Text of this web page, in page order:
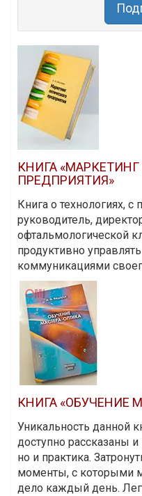
КНИГА
ПРЕДПРИЯТИЯ»
Книга о технологиях,
руководитель,
офтальмологической
продуктивно
коммуникациями
КНИГА «ОБУЧЕНИЕ
Уникальность данной
доступно рассказаны
но и практика.
моменты, с которыми
дело каждый день.